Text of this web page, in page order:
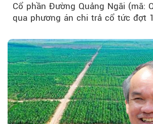
Cổ phần Đường Quảng Ngãi (mã:
qua phương án chi trả cổ tức đợt